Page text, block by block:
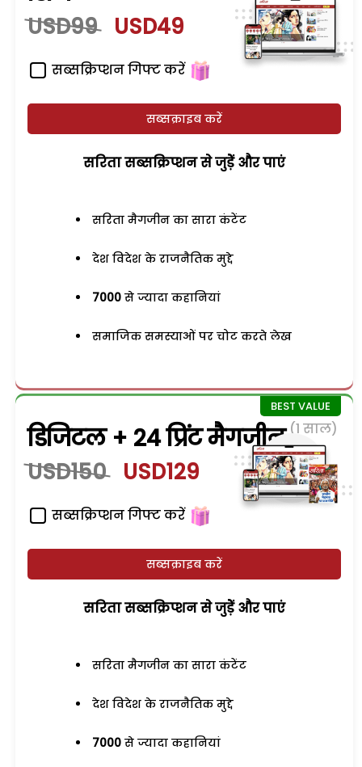
USD99 USD49
सब्सक्रिप्शन गिफ्ट करें
सब्सक्राइब करें
सरिता सब्सक्रिप्शन से जुड़ेें और पाएं
सरिता मैगजीन का सारा कंटेंट
देश विदेश के राजनैतिक मुद्दे
7000 से ज्यादा कहानियां
समाजिक समस्याओं पर चोट करते लेख
डिजिटल + 24 प्रिंट मैगजीन (1 साल)
USD150 USD129
सब्सक्रिप्शन गिफ्ट करें
सब्सक्राइब करें
सरिता सब्सक्रिप्शन से जुड़ेें और पाएं
सरिता मैगजीन का सारा कंटेंट
देश विदेश के राजनैतिक मुद्दे
7000 से ज्यादा कहानियां